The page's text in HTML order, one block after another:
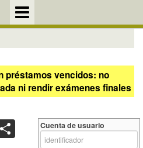
préstamos vencidos: no
ni rendir exámenes finales
Cuenta de usuario